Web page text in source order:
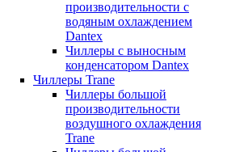
производительности с
водяным охлаждением
Dantex
Чиллеры с выносным
конденсатором Dantex
Чиллеры Trane
Чиллеры большой
производительности
воздушного охлаждения
Trane